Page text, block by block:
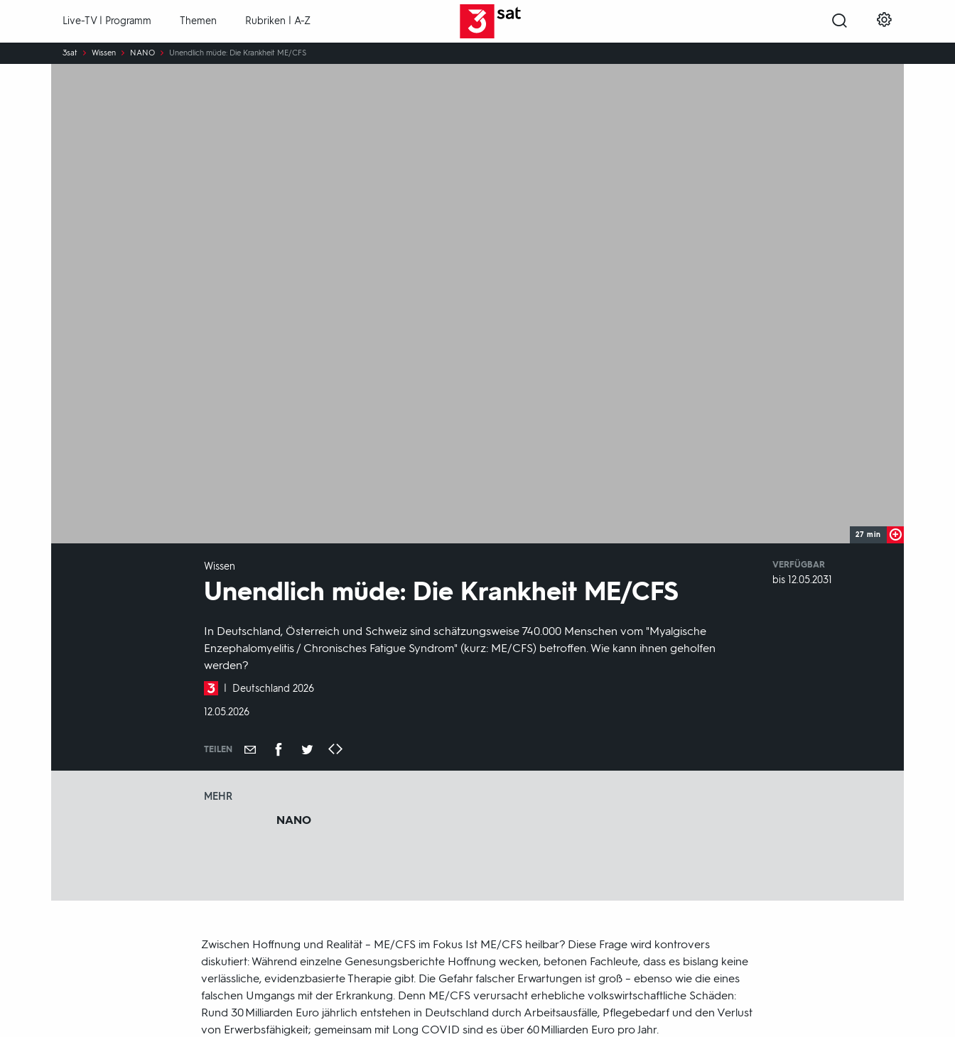
Live-TV | Programm Themen Rubriken | A-Z
Sie
sind
3sat Wissen NANO Unendlich müde: Die Krankheit ME/CFS
27 min
Wissen
Unendlich müde: Die Krankheit ME/CFS
In Deutschland, Österreich und Schweiz sind schätzungsweise 740.000 Menschen vom "Myalgische
Enzephalomyelitis / Chronisches Fatigue Syndrom" (kurz: ME/CFS) betroffen. Wie kann ihnen geholfen
werden?
Produktionsland
und
Deutschland 2026
DATUM:
12.05.2026
TEILEN
VERFÜGBAR
weltweit
VERFÜGBAR
bis 12.05.2031
MEHR
NANO
Zwischen Hoffnung und Realität – ME/CFS im Fokus Ist ME/CFS heilbar? Diese Frage wird kontrovers
diskutiert: Während einzelne Genesungsberichte Hoffnung wecken, betonen Fachleute, dass es bislang keine
verlässliche, evidenzbasierte Therapie gibt. Die Gefahr falscher Erwartungen ist groß – ebenso wie die eines
falschen Umgangs mit der Erkrankung. Denn ME/CFS verursacht erhebliche volkswirtschaftliche Schäden:
Rund 30 Milliarden Euro jährlich entstehen in Deutschland durch Arbeitsausfälle, Pflegebedarf und den Verlust
von Erwerbsfähigkeit; gemeinsam mit Long COVID sind es über 60 Milliarden Euro pro Jahr.